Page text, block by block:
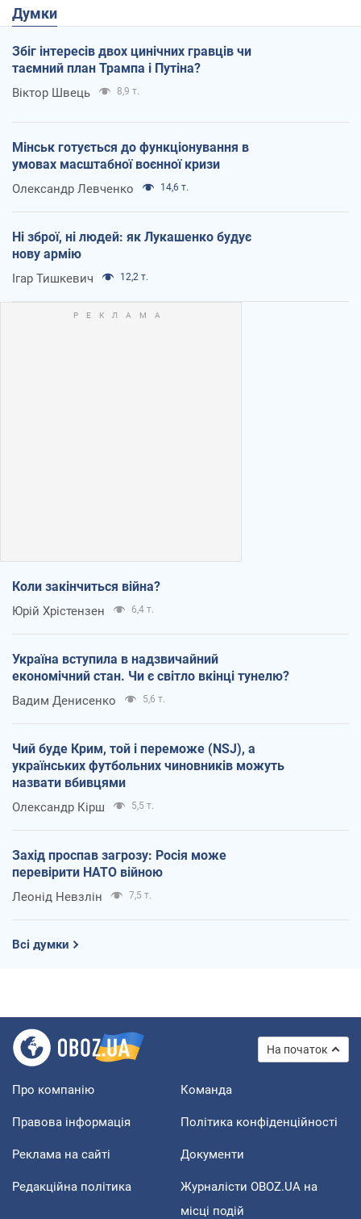
Думки
Збіг інтересів двох цинічних гравців чи
таємний план Трампа і Путіна?
Віктор Швець 8,9 т.
Мінськ готується до функціонування в
умовах масштабної воєнної кризи
Олександр Левченко 14,6 т.
Ні зброї, ні людей: як Лукашенко будує
нову армію
Ігар Тишкевич 12,2 т.
Коли закінчиться війна?
Юрій Хрістензен 6,4 т.
Україна вступила в надзвичайний
економічний стан. Чи є світло вкінці тунелю?
Вадим Денисенко 5,6 т.
Чий буде Крим, той і переможе (NSJ), а
українських футбольних чиновників можуть
назвати вбивцями
Олександр Кірш 5,5 т.
Захід проспав загрозу: Росія може
перевірити НАТО війною
Леонід Невзлін 7,5 т.
Всі думки
На початок
Про компанію Команда
Правова інформація Політика конфіденційності
Реклама на сайті Документи
Редакційна політика
Журналісти OBOZ.UA на
місці подій